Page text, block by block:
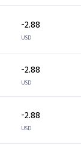
-2.88
USD
-2.88
USD
-2.88
USD